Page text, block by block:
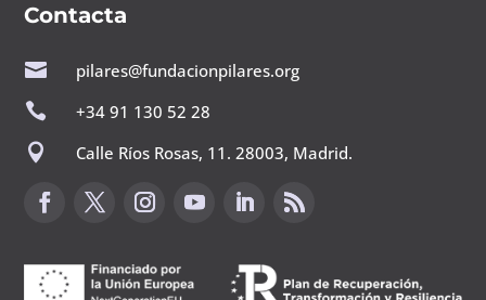
Contacta

pilares@fundacionpilares.org

+34 91 130 52 28

Calle Ríos Rosas, 11. 28003, Madrid.